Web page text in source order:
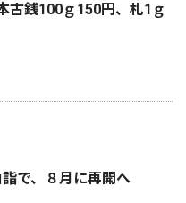
銭100ｇ150円、札1ｇ
で、８月に再開へ